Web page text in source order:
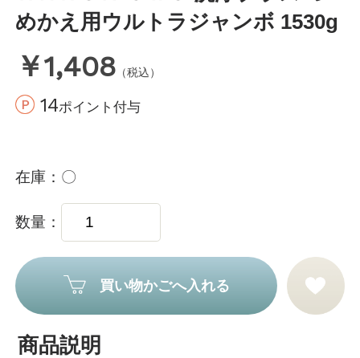
めかえ用ウルトラジャンボ 1530g
￥1,408 （税込）
14ポイント付与
在庫 〇
数量
買い物かごへ入れる
商品説明